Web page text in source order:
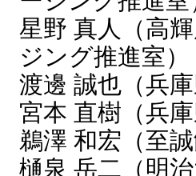
星野 真人（高
ジング推進室）
渡邊 誠也（兵
宮本 直樹（兵
鵜澤 和宏（至
樋泉 岳二（明